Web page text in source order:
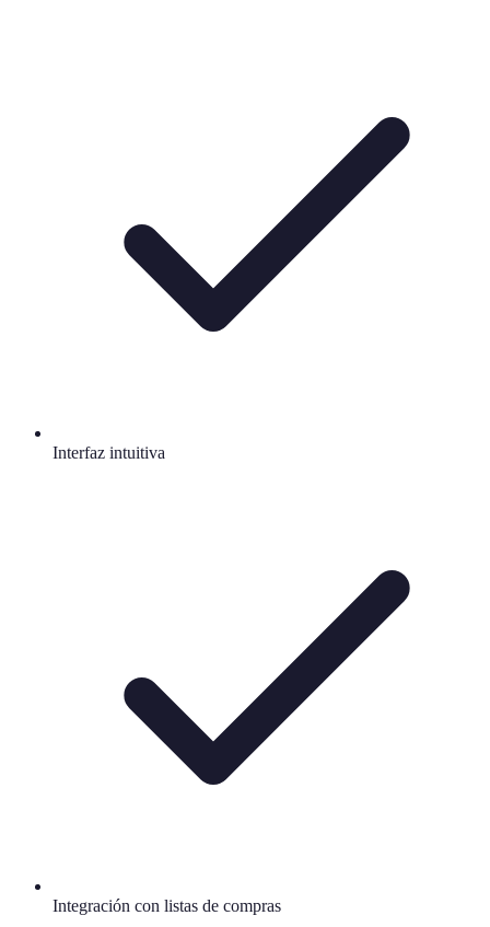
Interfaz intuitiva
Integración con listas de compras